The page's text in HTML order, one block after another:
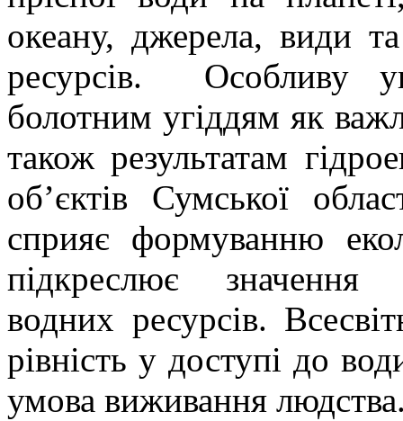
океану, джерела, види
ресурсів. Особливу
болотним угіддям як
також результатам
об’єктів Сумської
сприяє формуванню
підкреслює значення
водних ресурсів.
рівність у доступі до
умова виживання